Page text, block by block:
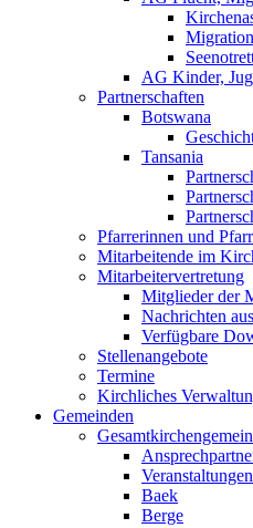
AG Kinder,
Partnerschaften
Botswana
Tansania
Pfarrerinnen und
Mitarbeitende im
Mitarbeitervertretung
Mitglieder der
Nachrichten
Verfügbare
Stellenangebote
Termine
Kirchliches
Gemeinden
Veranstaltungen
Baek
Berge